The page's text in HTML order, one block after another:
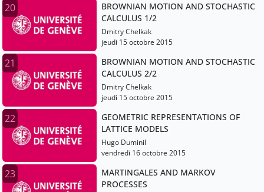
20
BROWNIAN MOTION AND STOCHASTIC
CALCULUS 1/2
Dmitry Chelkak
jeudi 15 octobre 2015
21
BROWNIAN MOTION AND STOCHASTIC
CALCULUS 2/2
Dmitry Chelkak
jeudi 15 octobre 2015
22
GEOMETRIC REPRESENTATIONS OF
LATTICE MODELS
Hugo Duminil
vendredi 16 octobre 2015
23
MARTINGALES AND MARKOV
PROCESSES